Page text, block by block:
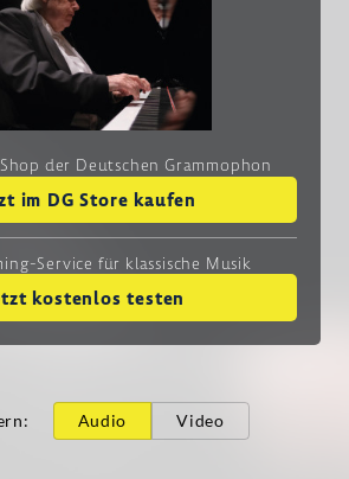
der Deutschen Grammophon
im DG Store kaufen
Service für klassische Musik
kostenlos testen
: Audio Video